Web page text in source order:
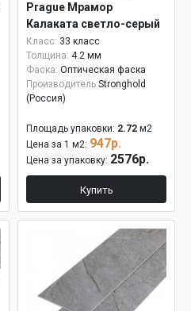
Prague Мрамор
Калаката светло-серый
01 23731
Класс: 33 класс
Толщина: 4.2 мм
Фаска: Оптическая фаска
Производитель Stronghold
(Россия)
Площадь упаковки: 2.72 м2
Цена за 1 м2: 947р.
Цена за упаковку: 2576р.
Купить